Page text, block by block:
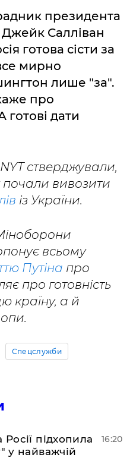
президента
Салліван
готова сісти за
мирно
лише "за".
про
дати
стверджували,
почали вивозити
із України.
всьому
Путіна про
про готовність
країну, а й
Спецслужби
підхопила
у найважчій
16:20